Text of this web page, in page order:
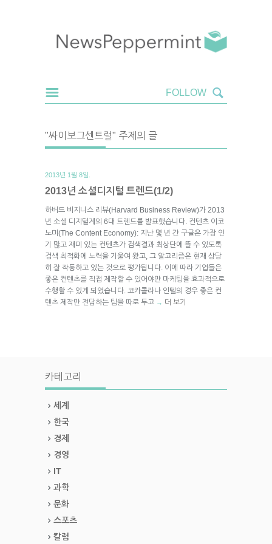
"싸이보그센트럴" 주제의 글
2013년 1월 8일.
2013년 소셜디지털 트렌드(1/2)
하버드 비지니스 리뷰(Harvard Business Review)가 2013
년 소셜 디지털계의 6대 트렌드를 발표했습니다. 컨텐츠 이코
노미(The Content Economy): 지난 몇 년 간 구글은 가장 인
기 많고 재미 있는 컨텐츠가 검색결과 최상단에 뜰 수 있도록
검색 최적화에 노력을 기울여 왔고, 그 알고리즘은 현재 상당
히 잘 작동하고 있는 것으로 평가됩니다. 이에 따라 기업들은
좋은 컨텐츠를 직접 제작할 수 있어야만 마케팅을 효과적으로
수행할 수 있게 되었습니다. 코카콜라나 인텔의 경우 좋은 컨
텐츠 제작만 전담하는 팀을 따로 두고 → 더 보기
카테고리
세계
한국
경제
경영
IT
과학
문화
스포츠
칼럼